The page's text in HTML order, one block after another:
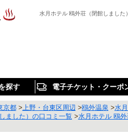
水月ホテル 鴎外荘（閉館しました
探す 電子チケット・クーポ
京都>上野・台東区周辺 >鴎外温泉 >水
ました）の口コミ一覧 >水月ホテル 鴎